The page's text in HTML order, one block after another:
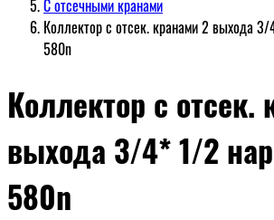
С отсечными кранами
Коллектор с отсек. кранами 2 выхода
580n
Коллектор с отсек.
выхода 3/4* 1/2
580n